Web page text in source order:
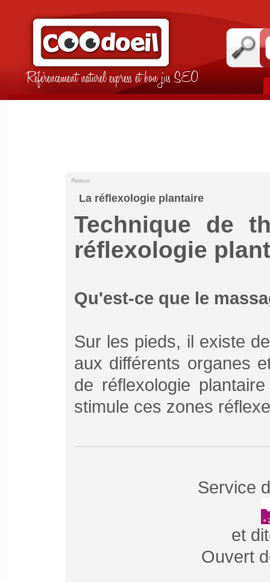
Référencement naturel express et bon jus SEO
La réflexologie plantaire
Retour
Technique de
réflexologie
Qu'est-ce que le
Sur les pieds, il existe
aux différents organes
de réflexologie
stimule ces zones
Service
et
Ouvert